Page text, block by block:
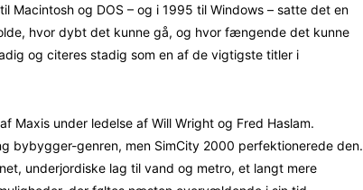
Macintosh og DOS – og i 1995 til Windows – satte det en
hvor dybt det kunne gå, og hvor fængende det kunne
og citeres stadig som en af de vigtigste titler i
Maxis under ledelse af Will Wright og Fred Haslam.
genren, men SimCity 2000 perfektionerede den.
underjordiske lag til vand og metro, et langt mere